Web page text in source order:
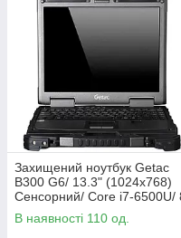
Захищений ноутбук Getac
B300 G6/ 13.3" (1024x768)
Сенсорний/ Core i7-6500U/
GB RAM/ 500 GB HDD/ HD
520
В наявності 110 од.